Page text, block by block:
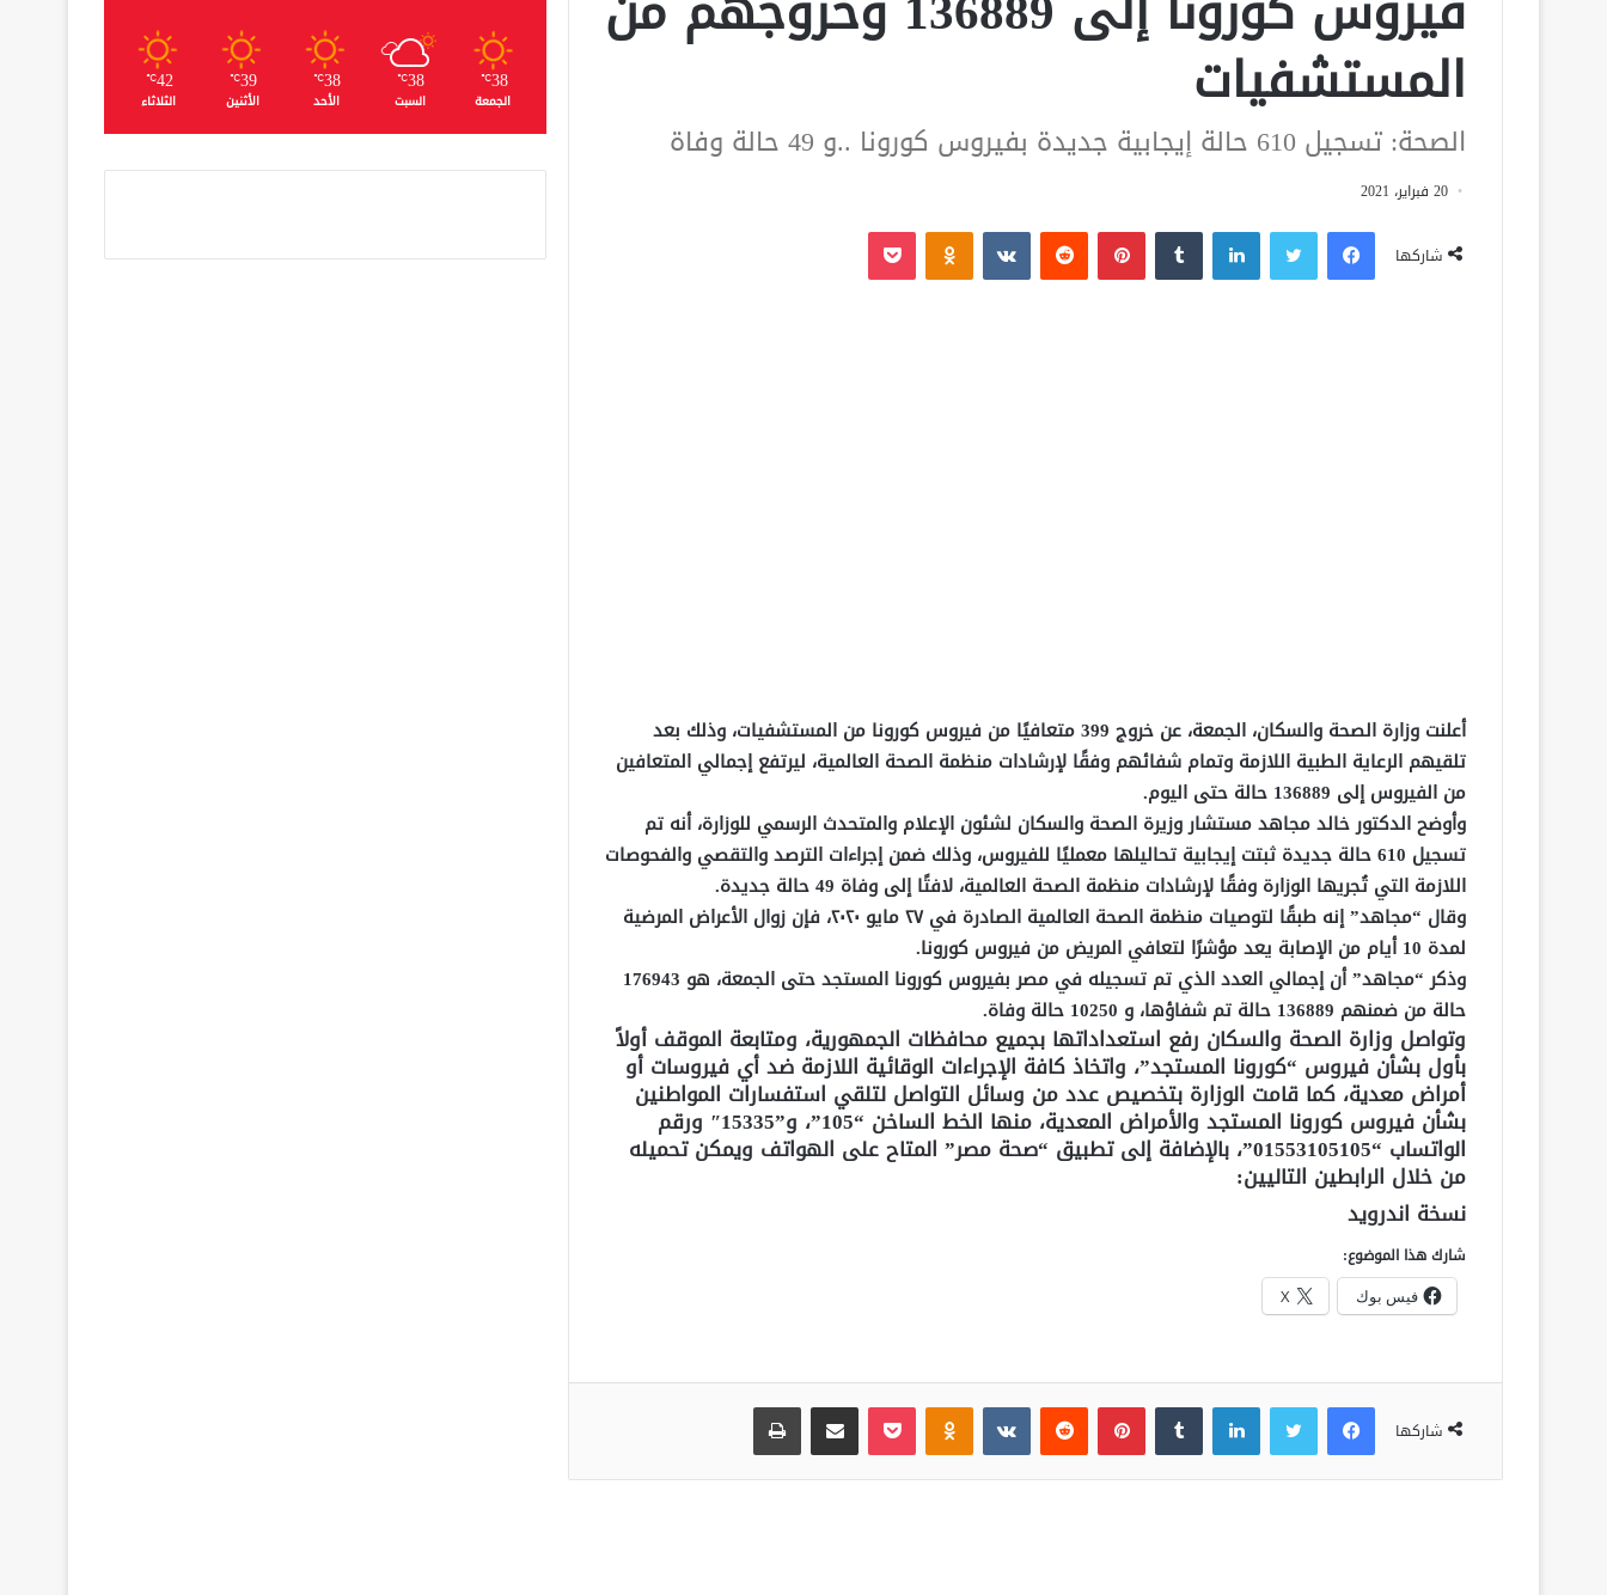
المستشفيات
الصحة: تسجيل 610 حالة إيجابية جديدة بفيروس كورونا ..و 49 حالة وفاة
20 فبراير، 2021
شاركها
فيسبوك لينكدإن بينتيريست
أعلنت وزارة الصحة والسكان، الجمعة، عن خروج 399 متعافيًا من فيروس كورونا من المستشفيات، وذلك بعد
تلقيهم الرعاية الطبية اللازمة وتمام شفائهم وفقًا لإرشادات منظمة الصحة العالمية، ليرتفع إجمالي المتعافين
من الفيروس إلى 136889 حالة حتى اليوم.
وأوضح الدكتور خالد مجاهد مستشار وزيرة الصحة والسكان لشئون الإعلام والمتحدث الرسمي للوزارة، أنه تم
تسجيل 610 حالة جديدة ثبتت إيجابية تحاليلها معمليًا للفيروس، وذلك ضمن إجراءات الترصد والتقصي والفحوصات
اللازمة التي تُجريها الوزارة وفقًا لإرشادات منظمة الصحة العالمية، لافتًا إلى وفاة 49 حالة جديدة.
وقال “مجاهد” إنه طبقًا لتوصيات منظمة الصحة العالمية الصادرة في ٢٧ مايو ٢٠٢٠، فإن زوال الأعراض المرضية
لمدة 10 أيام من الإصابة يعد مؤشرًا لتعافي المريض من فيروس كورونا.
وذكر “مجاهد” أن إجمالي العدد الذي تم تسجيله في مصر بفيروس كورونا المستجد حتى الجمعة، هو 176943
حالة من ضمنهم 136889 حالة تم شفاؤها، و 10250 حالة وفاة.
وتواصل وزارة الصحة والسكان رفع استعداداتها بجميع محافظات الجمهورية، ومتابعة الموقف أولاً
بأول بشأن فيروس “كورونا المستجد”، واتخاذ كافة الإجراءات الوقائية اللازمة ضد أي فيروسات أو
أمراض معدية، كما قامت الوزارة بتخصيص عدد من وسائل التواصل لتلقي استفسارات المواطنين
بشأن فيروس كورونا المستجد والأمراض المعدية، منها الخط الساخن “105”، و”15335″ ورقم
الواتساب “01553105105”، بالإضافة إلى تطبيق “صحة مصر” المتاح على الهواتف ويمكن تحميله
من خلال الرابطين التاليين:
نسخة اندرويد
شارك هذا الموضوع:
فيس بوك X
شاركها
فيسبوك لينكدإن بينتيريست بوكيت
38
℃
الجمعة
38
℃
السبت
38
℃
الأحد
39
℃
الأثنين
42
℃
الثلاثاء